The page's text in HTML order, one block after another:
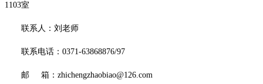
1103室
联系人： 刘老师
联系电话： 0371-63868876/97
邮 箱： zhichengzhaobiao@126.com